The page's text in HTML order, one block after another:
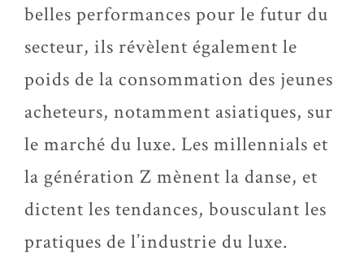
belles performances pour le futur du
secteur, ils révèlent également le
poids de la consommation des jeunes
acheteurs, notamment asiatiques, sur
le marché du luxe. Les millennials et
la génération Z mènent la danse, et
dictent les tendances, bousculant les
pratiques de l’industrie du luxe.